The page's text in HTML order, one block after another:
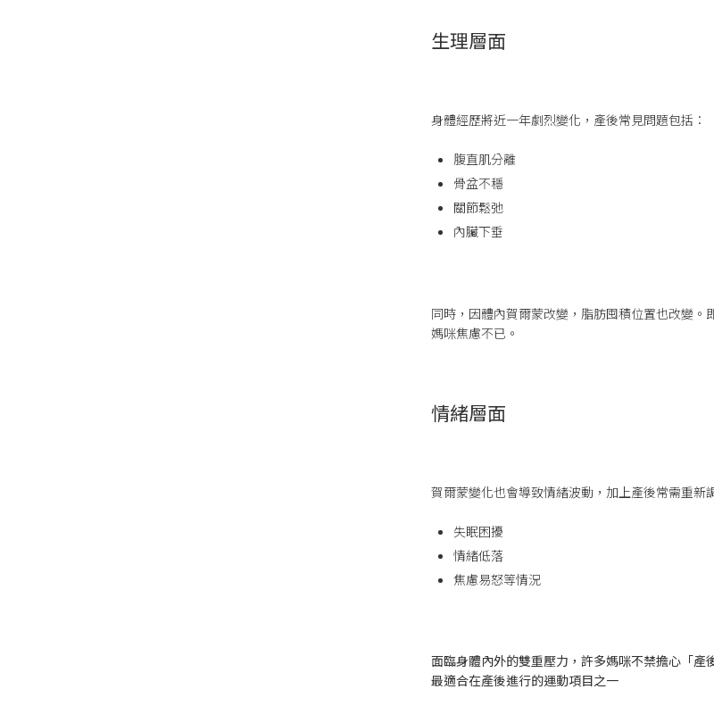
生理層面
身體經歷將近一年劇烈變化，產後常見問題包括：
腹直肌分離
骨盆不穩
關節鬆弛
內臟下垂
同時，因體內賀爾蒙改變，脂肪囤積位置也改變
媽咪焦慮不已。
情緒層面
賀爾蒙變化也會導致情緒波動，加上產後常需重新
失眠困擾
情緒低落
焦慮易怒等情況
面臨身體內外的雙重壓力，許多媽咪不禁擔心「
最適合在產後進行的運動項目之一